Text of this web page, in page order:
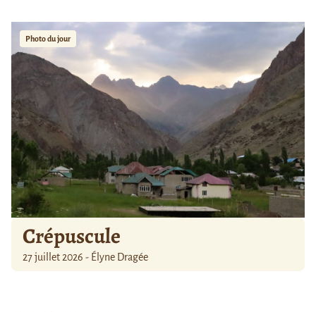
Photo du jour
Crépuscule
27 juillet 2026 - Élyne Dragée